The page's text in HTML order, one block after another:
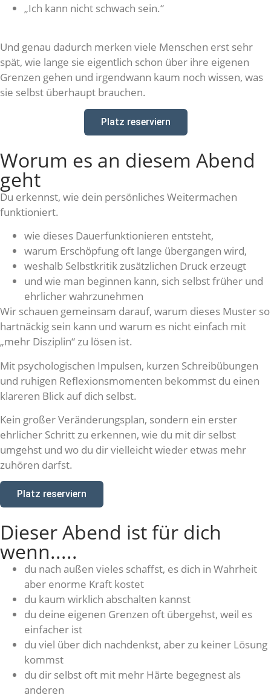
„Ich kann nicht schwach sein.“
Und genau dadurch merken viele Menschen erst sehr
spät, wie lange sie eigentlich schon über ihre eigenen
Grenzen gehen und irgendwann kaum noch wissen, was
sie selbst überhaupt brauchen.
Platz reserviern
Worum es an diesem Abend
geht
Du erkennst, wie dein persönliches Weitermachen
funktioniert.
wie dieses Dauerfunktionieren entsteht,
warum Erschöpfung oft lange übergangen wird,
weshalb Selbstkritik zusätzlichen Druck erzeugt
und wie man beginnen kann, sich selbst früher und
ehrlicher wahrzunehmen
Wir schauen gemeinsam darauf, warum dieses Muster so
hartnäckig sein kann und warum es nicht einfach mit
„mehr Disziplin“ zu lösen ist.
Mit psychologischen Impulsen, kurzen Schreibübungen
und ruhigen Reflexionsmomenten bekommst du einen
klareren Blick auf dich selbst.
Kein großer Veränderungsplan, sondern ein erster
ehrlicher Schritt zu erkennen, wie du mit dir selbst
umgehst und wo du dir vielleicht wieder etwas mehr
zuhören darfst.
Platz reserviern
Dieser Abend ist für dich
wenn.....
du nach außen vieles schaffst, es dich in Wahrheit
aber enorme Kraft kostet
du kaum wirklich abschalten kannst
du deine eigenen Grenzen oft übergehst, weil es
einfacher ist
du viel über dich nachdenkst, aber zu keiner Lösung
kommst
du dir selbst oft mit mehr Härte begegnest als
anderen